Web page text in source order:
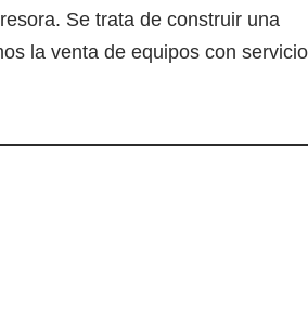
Se trata de construir una
la venta de equipos con